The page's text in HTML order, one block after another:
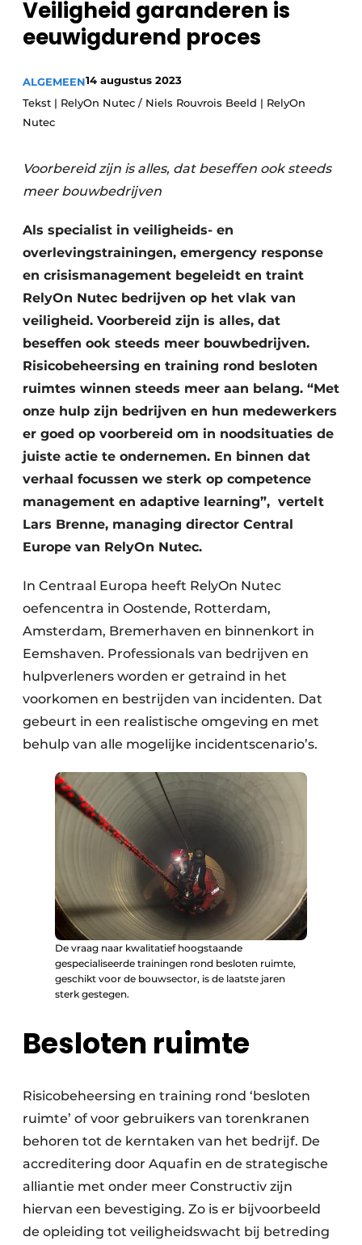
Privacy / Cookie statement
Vacature aanmelden
Video’s
Veiligheid garanderen is
eeuwigdurend proces
ALGEMEEN14 augustus 2023
Tekst | RelyOn Nutec / Niels Rouvrois Beeld | RelyOn
Nutec
Voorbereid zijn is alles, dat beseffen ook steeds
meer bouwbedrijven
Als specialist in veiligheids- en
overlevingstrainingen, emergency response
en crisismanagement begeleidt en traint
RelyOn Nutec bedrijven op het vlak van
veiligheid. Voorbereid zijn is alles, dat
beseffen ook steeds meer bouwbedrijven.
Risicobeheersing en training rond besloten
ruimtes winnen steeds meer aan belang. “Met
onze hulp zijn bedrijven en hun medewerkers
er goed op voorbereid om in noodsituaties de
juiste actie te ondernemen. En binnen dat
verhaal focussen we sterk op competence
management en adaptive learning”, vertelt
Lars Brenne, managing director Central
Europe van RelyOn Nutec.
In Centraal Europa heeft RelyOn Nutec
oefencentra in Oostende, Rotterdam,
Amsterdam, Bremerhaven en binnenkort in
Eemshaven. Professionals van bedrijven en
hulpverleners worden er getraind in het
voorkomen en bestrijden van incidenten. Dat
gebeurt in een realistische omgeving en met
behulp van alle mogelijke incidentscenario’s.
De vraag naar kwalitatief hoogstaande
gespecialiseerde trainingen rond besloten ruimte,
geschikt voor de bouwsector, is de laatste jaren
sterk gestegen.
Besloten ruimte
Risicobeheersing en training rond ‘besloten
ruimte’ of voor gebruikers van torenkranen
behoren tot de kerntaken van het bedrijf. De
accreditering door Aquafin en de strategische
alliantie met onder meer Constructiv zijn
hiervan een bevestiging. Zo is er bijvoorbeeld
de opleiding tot veiligheidswacht bij betreding